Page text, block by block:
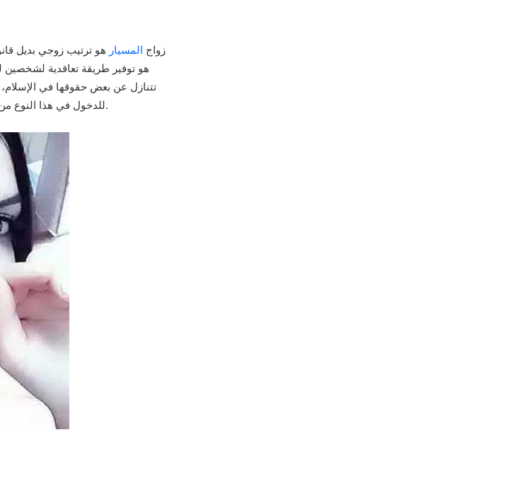
زواج المسيار هو ترتيب زوجي بديل
هو توفير طريقة تعاقدية لشخصين
تتنازل عن بعض حقوقها في
للدخول في هذا النوع من الزواج. وقد انتقد هذا الترتيب الزوجي البديل لعدم تحقيق الغرض الذي شرع من أجله الله.